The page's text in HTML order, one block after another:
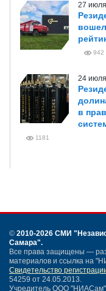
27
942
24
в
1181
© 2010-2026 СМИ
Самара".
Все права защищены —
материалов и ссылка на
Свидетельство
54259 от 24.05.2013.
Учредитель ООО